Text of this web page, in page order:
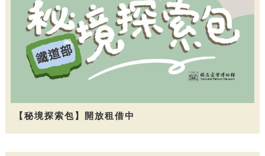
【秘境探索包】開放租借中